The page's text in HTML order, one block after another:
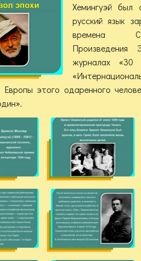
Хемингуэй был
русский язык
времена
Произведения
журналах «30
этого одаренного